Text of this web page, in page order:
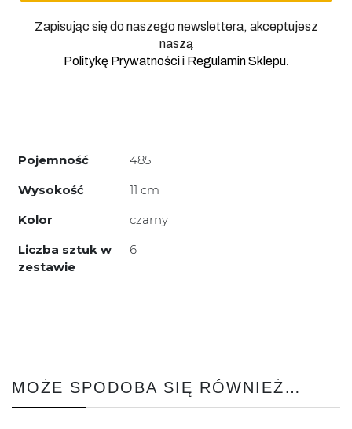
Zapisując się do naszego newslettera, akceptujesz
naszą
Politykę Prywatnościi Regulamin Sklepu
Pojemność
485
Wysokość
11 cm
Kolor
czarny
Liczba sztuk w
zestawie
6
MOŻE SPODOBA SIĘ RÓWNIEŻ…